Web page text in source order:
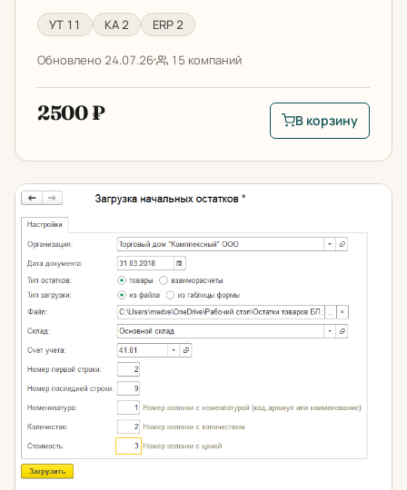
УТ 11 КА 2 ERP 2
Обновлено 24.07.26 15 компаний
2500 ₽
В корзину:
В корзину
Загрузка остатков в 1С